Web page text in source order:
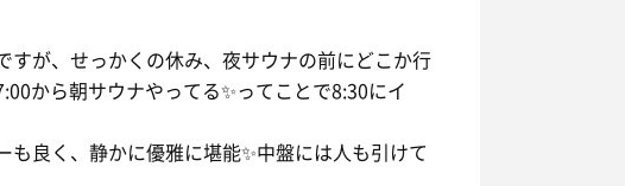
イベント✨しかも、日曜の21時は1週間でも1番
ら始まり、さらにはお客さんでいっぱいで最上
しゃる通りとっても熱かったけど🔥最近このヒ
する機会があり、ちょいハマりつつある🤭 何名
ウの後、一旦退室、水風呂へ‼️3回目まであるっ
たサ室に戻る✨気持ち良かったです‼️
すが、せっかくの休み、夜サウナの前にどこか行
から朝サウナやってる✨ってことで8:30にイ
良く、静かに優雅に堪能✨中盤には人も引けて